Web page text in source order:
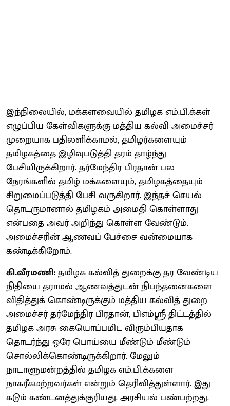
இந்நிலையில், மக்களவையில் தமிழக எம்.பி.க்கள்
எழுப்பிய கேள்விகளுக்கு மத்திய கல்வி அமைச்சர்
முறையாக பதிலளிக்காமல், தமிழர்களையும்
தமிழகத்தை இழிவுபடுத்தி தரம் தாழ்ந்து
பேசியிருக்கிறார். தர்மேந்திர பிரதான் பல
நேரங்களில் தமிழ் மக்களையும், தமிழகத்தையும்
சிறுமைப்படுத்தி பேசி வருகிறார். இந்தச் செயல்
தொடருமானால் தமிழகம் அமைதி கொள்ளாது
என்பதை அவர் அறிந்து கொள்ள வேண்டும்.
அமைச்சரின் ஆணவப் பேச்சை வன்மையாக
கண்டிக்கிறோம்.
கி.வீரமணி:தமிழக கல்வித் துறைக்கு தர வேண்டிய
நிதியை தராமல் ஆணவத்துடன் நிபந்தனைகளை
விதித்துக் கொண்டிருக்கும் மத்திய கல்வித் துறை
அமைச்சர் தர்மேந்திர பிரதான், பிஎம்ஸ்ரீ திட்டத்தில்
தமிழக அரசு கையொப்பமிட விரும்பியதாக
தொடர்ந்து ஒரே பொய்யை மீண்டும் மீண்டும்
சொல்லிக்கொண்டிருக்கிறார். மேலும்
நாடாளுமன்றத்தில் தமிழக எம்.பி.க்களை
நாகரீகமற்றவர்கள் என்றும் தெரிவித்துள்ளார். இது
கடும் கண்டனத்துக்குரியது. அரசியல் பண்பற்றது.